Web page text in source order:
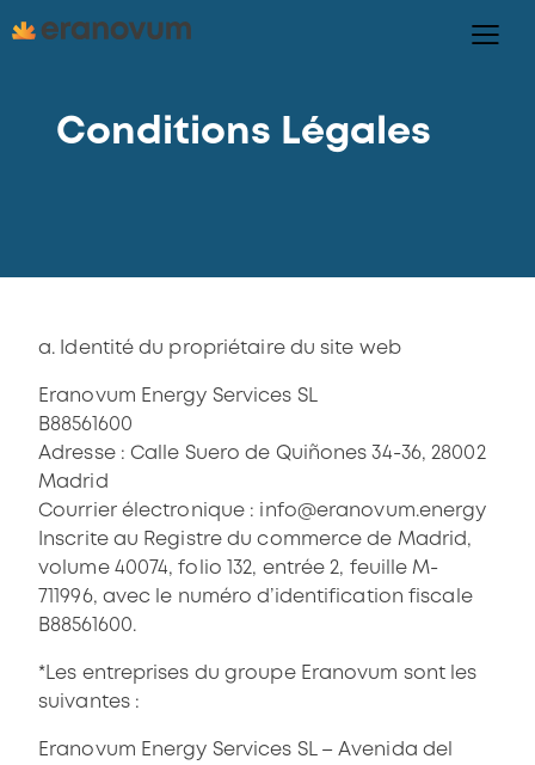
Conditions Légales
a. Identité du propriétaire du site web
Eranovum Energy Services SL
B88561600
Adresse : Calle Suero de Quiñones 34-36, 28002
Madrid
Courrier électronique : info@eranovum.energy
Inscrite au Registre du commerce de Madrid,
volume 40074, folio 132, entrée 2, feuille M-
711996, avec le numéro d’identification fiscale
B88561600.
*Les entreprises du groupe Eranovum sont les
suivantes :
Eranovum Energy Services SL – Avenida del